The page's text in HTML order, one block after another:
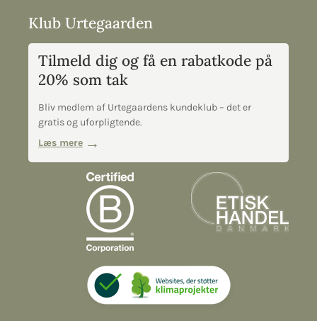
Klub Urtegaarden
Tilmeld dig og få en rabatkode på
20% som tak
Bliv medlem af Urtegaardens kundeklub – det er
gratis og uforpligtende.
Læs mere